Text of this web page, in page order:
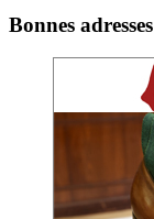
Bonnes adresses